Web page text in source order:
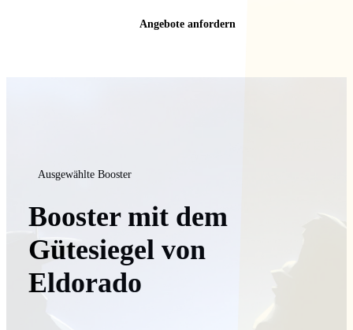
Angebote anfordern
Ausgewählte Booster
Booster mit dem
Gütesiegel von
Eldorado